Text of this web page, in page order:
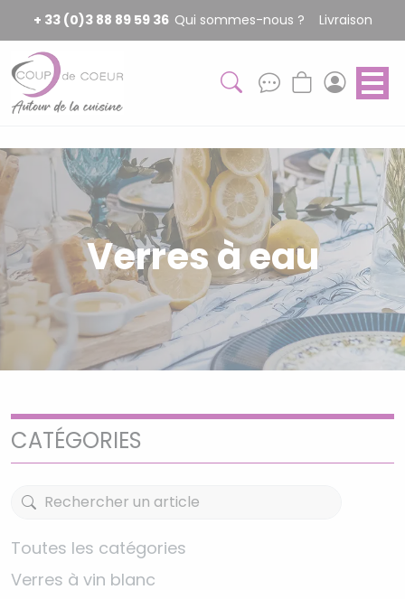
+ 33 (0)3 88 89 59 36 Qui sommes-nous ? Livraison
Verres à eau
CATÉGORIES
Toutes les catégories
Verres à vin blanc
Panneau de gestion des cookies